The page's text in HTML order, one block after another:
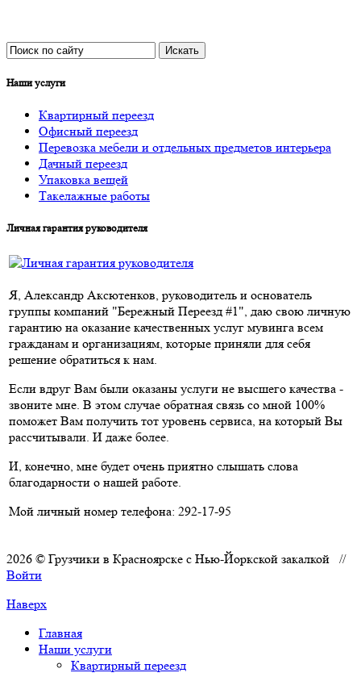
Наши услуги
Квартирный переезд
Офисный переезд
Перевозка мебели и отдельных предметов интерьера
Дачный переезд
Упаковка вещей
Такелажные работы
Личная гарантия руководителя
Я, Александр Аксютенков, руководитель и основатель
группы компаний "Бережный Переезд #1", даю свою личную
гарантию на оказание качественных услуг мувинга всем
гражданам и организациям, которые приняли для себя
решение обратиться к нам.
Если вдруг Вам были оказаны услуги не высшего качества -
звоните мне. В этом случае обратная связь со мной 100%
поможет Вам получить тот уровень сервиса, на который Вы
рассчитывали. И даже более.
И, конечно, мне будет очень приятно слышать слова
благодарности о нашей работе.
Мой личный номер телефона: 292-17-95
2026 © Грузчики в Красноярске с Нью-Йоркской закалкой //
Войти
Наверх
Главная
Наши услуги
Квартирный переезд